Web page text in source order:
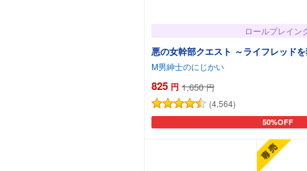
ロールプレイン
悪の女幹部クエスト ～ライフレッド
M男紳士のにじかい
825 円 1,650 円
(4,564)
50%OFF
カートに追加